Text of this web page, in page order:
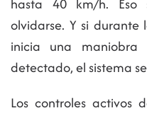
olvidarse. Y si
inicia una maniobra
detectado, el sistema
Los controles activos